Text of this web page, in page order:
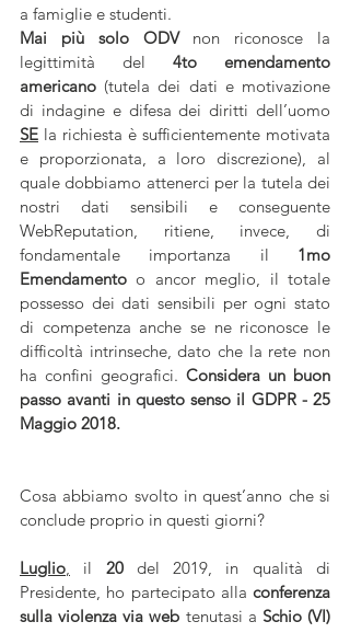
a famiglie e studenti.
Mai più solo ODV non riconosce la
legittimità del 4to emendamento
americano (tutela dei dati e motivazione
SE la richiesta è sufficientemente motivata
e proporzionata, a loro discrezione), al
quale dobbiamo attenerci per la tutela dei
nostri dati sensibili e conseguente
WebReputation, ritiene, invece, di
fondamentale importanza il 1mo
Emendamento o ancor meglio, il totale
possesso dei dati sensibili per ogni stato
di competenza anche se ne riconosce le
difficoltà intrinseche, dato che la rete non
ha confini geografici. Considera un buon
passo avanti in questo senso il GDPR - 25
Maggio 2018.
Cosa abbiamo svolto in quest’anno che si
conclude proprio in questi giorni?
Luglio, il 20 del 2019, in qualità di
Presidente, ho partecipato alla conferenza
sulla violenza via web tenutasi a